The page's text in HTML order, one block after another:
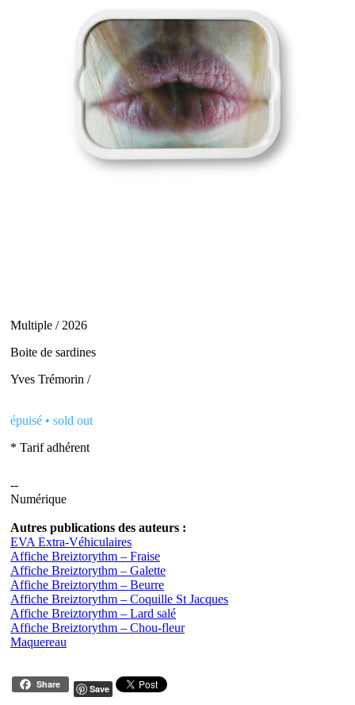
Multiple / 2026
Boite de sardines
Yves Trémorin /
épuisé • sold out
* Tarif adhérent
--
Numérique
Autres publications des auteurs :
EVA Extra-Véhiculaires
Affiche Breiztorythm – Fraise
Affiche Breiztorythm – Galette
Affiche Breiztorythm – Beurre
Affiche Breiztorythm – Coquille St Jacques
Affiche Breiztorythm – Lard salé
Affiche Breiztorythm – Chou-fleur
Maquereau
Share Save